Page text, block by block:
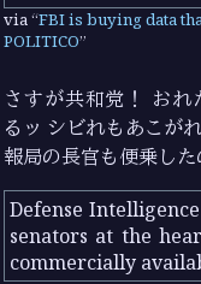
via FBI is buying data
POLITICO
さすが共和党！ お
るッ シビれもあこが
報局の長官も便乗し
Defense
senators at the
commercially